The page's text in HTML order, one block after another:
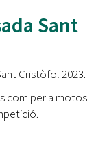
Sant
Cristòfol 2023.
com per a motos